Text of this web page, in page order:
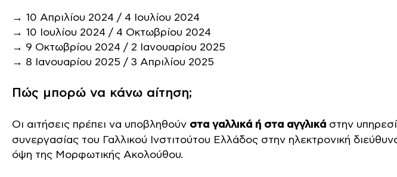
→ 10 Απριλίου 2024 / 4 Ιουλίου 2024
→ 10 Ιουλίου 2024 / 4 Οκτωβρίου 2024
→ 9 Οκτωβρίου 2024 / 2 Ιανουαρίου 2025
→ 8 Ιανουαρίου 2025 / 3 Απριλίου 2025
Πώς μπορώ να κάνω αίτηση;
Οι αιτήσεις πρέπει να υποβληθούν στα γαλλικά ή στα αγγλικά στην
συνεργασίας του Γαλλικού Ινστιτούτου Ελλάδος στην ηλεκτρονική
όψη της Μορφωτικής Ακολούθου.